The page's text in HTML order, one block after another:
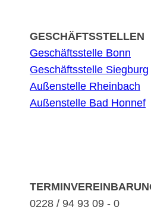
GESCHÄFTSSTELLEN
Geschäftsstelle Bonn
Geschäftsstelle Siegburg
Außenstelle Rheinbach
Außenstelle Bad Honnef
0228 / 94 93 09 - 0